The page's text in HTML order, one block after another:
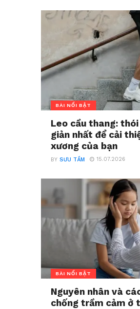
BÀI NỔI BẬT
Leo cầu thang:
giản nhất để cải
xương của bạn
BYSƯU TẦM 15.07.2026
BÀI NỔI BẬT
Nguyên nhân và
chống trầm cảm ở